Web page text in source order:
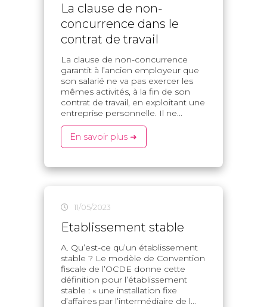
La clause de non-
concurrence dans le
contrat de travail
La clause de non-concurrence
garantit à l’ancien employeur que
son salarié ne va pas exercer les
mêmes activités, à la fin de son
contrat de travail, en exploitant une
entreprise personnelle. Il ne...
En savoir plus ➜
11/05/2023
Etablissement stable
A. Qu’est-ce qu’un établissement
stable ? Le modèle de Convention
fiscale de l’OCDE donne cette
définition pour l’établissement
stable : « une installation fixe
d’affaires par l’intermédiaire de l...